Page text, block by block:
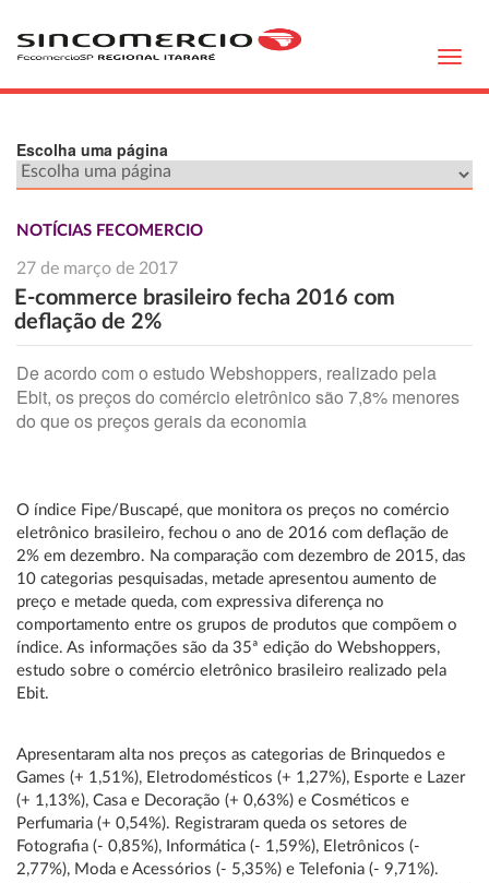
Escolha uma página
NOTÍCIAS FECOMERCIO
27 de março de 2017
E-commerce brasileiro fecha 2016 com
deflação de 2%
De acordo com o estudo Webshoppers, realizado pela
Ebit, os preços do comércio eletrônico são 7,8% menores
do que os preços gerais da economia
O índice Fipe/Buscapé, que monitora os preços no comércio
eletrônico brasileiro, fechou o ano de 2016 com deflação de
2% em dezembro. Na comparação com dezembro de 2015, das
10 categorias pesquisadas, metade apresentou aumento de
preço e metade queda, com expressiva diferença no
comportamento entre os grupos de produtos que compõem o
índice. As informações são da 35ª edição do Webshoppers,
estudo sobre o comércio eletrônico brasileiro realizado pela
Ebit.
Apresentaram alta nos preços as categorias de Brinquedos e
Games (+ 1,51%), Eletrodomésticos (+ 1,27%), Esporte e Lazer
(+ 1,13%), Casa e Decoração (+ 0,63%) e Cosméticos e
Perfumaria (+ 0,54%). Registraram queda os setores de
Fotografia (- 0,85%), Informática (- 1,59%), Eletrônicos (-
2,77%), Moda e Acessórios (- 5,35%) e Telefonia (- 9,71%).